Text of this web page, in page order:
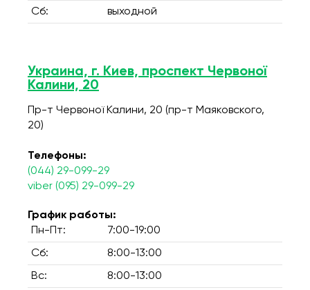
Сб: выходной
Украина, г. Киев, проспект Червоної
Калини, 20
Пр-т Червоної Калини, 20 (пр-т Маяковского,
20)
Телефоны:
(044) 29-099-29
viber (095) 29-099-29
График работы:
Пн-Пт:
7:00-19:00
Сб: 8:00-13:00
Вс: 8:00-13:00